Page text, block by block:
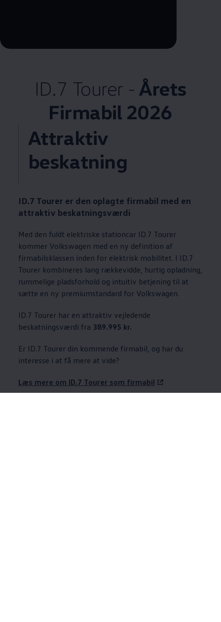
Remaining time, --:--
ID.7 Tourer - Årets
Firmabil 2026
Attraktiv
beskatning
ID.7 Tourer er den oplagte firmabil med en
attraktiv beskatningsværdi
Med den fuldt elektriske stationcar ID.7 Tourer
kommer Volkswagen med en ny definition af
firmabilsklassen inden for elektrisk mobilitet. I ID.7
Tourer kombineres lang rækkevidde, hurtig opladning,
rummelige pladsforhold og intuitiv betjening til at
sætte en ny premiumstandard for Volkswagen.
ID.7 Tourer har en attraktiv vejledende
beskatningsværdi fra 389.995 kr.
Er ID.7 Tourer din kommende firmabil, og har du
interesse i at få mere at vide?
Læs mere om ID.7 Tourer som firmabil